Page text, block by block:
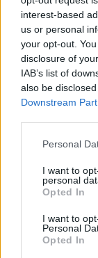
interest-based
us or personal
your opt-out.
disclosure of
IAB’s list of
also be
Downstream
Please note
not limited to
grant or deny
use your data
consent section.
Personal
I want to
personal
Opted In
I want to
Personal
Opted In
Szintén
díjnyertes
valamint
nagy dobásra
9-től 5-igcímű
csapatát
komédiázása
változatban. A
hercegután a
világú,
Tavaszi
nyíregyházi